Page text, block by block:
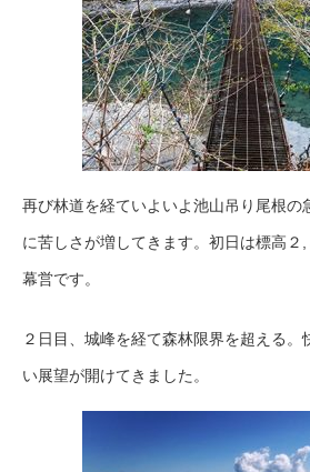
再び林道を経ていよいよ池山吊り尾根の
に苦しさが増してきます。初日は標高２
幕営です。
２日目、城峰を経て森林限界を超える。
い展望が開けてきました。